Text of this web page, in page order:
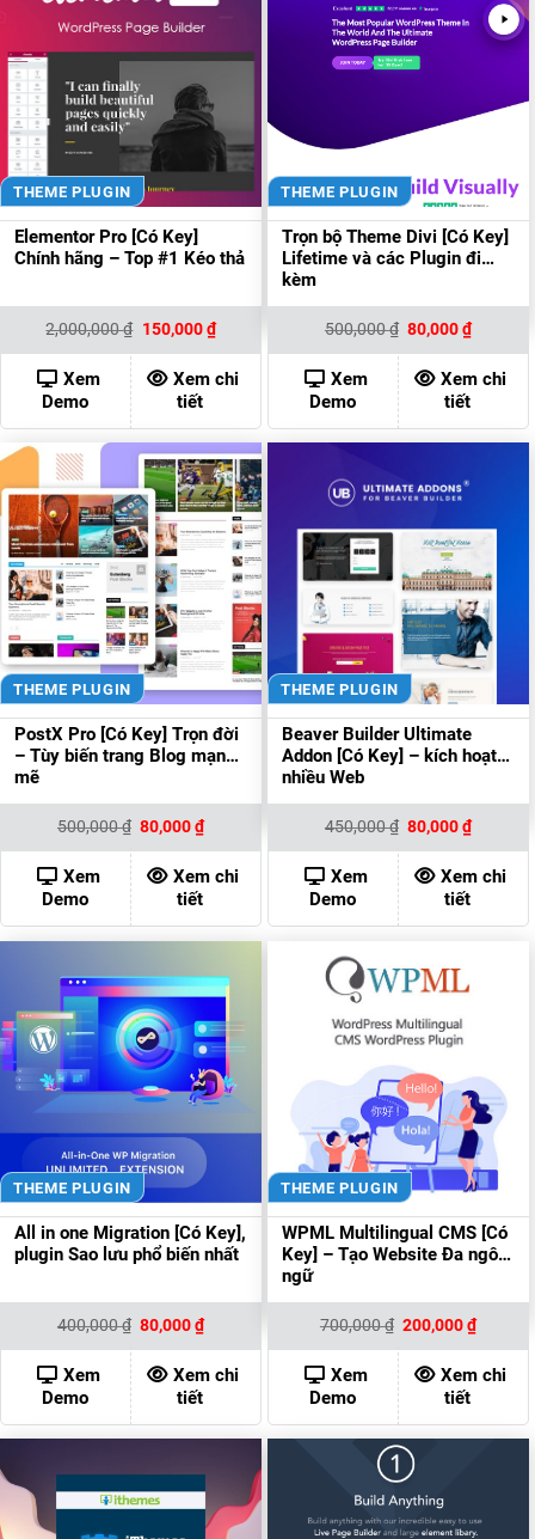
THEME PLUGIN
Elementor Pro [Có Key]
Chính hãng – Top #1 Kéo thả
2,000,000₫ Giá
gốc
là:
2,000,000 ₫.
150,000₫Giá
hiện
tại
là:
150,000 ₫.
Xem
Demo
Xem chi
tiết
THEME PLUGIN
Trọn bộ Theme Divi [Có Key]
Lifetime và các Plugin đi
kèm
500,000₫ Giá
gốc
là:
500,000 ₫.
80,000₫Giá
hiện
tại
là:
80,000
Xem
Demo
Xem chi
tiết
THEME PLUGIN
PostX Pro [Có Key] Trọn đời
– Tùy biến trang Blog mạnh
mẽ
500,000₫ Giá
gốc
là:
500,000 ₫.
80,000₫Giá
hiện
tại
là:
80,000 ₫.
Xem
Demo
Xem chi
tiết
THEME PLUGIN
Beaver Builder Ultimate
Addon [Có Key] – kích hoạt
nhiều Web
450,000₫ Giá
gốc
là:
450,000 ₫.
80,000₫Giá
hiện
tại
là:
80,000
Xem
Demo
Xem chi
tiết
THEME PLUGIN
All in one Migration [Có Key],
plugin Sao lưu phổ biến nhất
400,000₫ Giá
gốc
là:
400,000 ₫.
80,000₫Giá
hiện
tại
là:
80,000 ₫.
Xem
Demo
Xem chi
tiết
THEME PLUGIN
WPML Multilingual CMS [Có
Key] – Tạo Website Đa ngôn
ngữ
700,000₫ Giá
là:
700,000 ₫.
200,000₫Giá
hiện
tại
là:
Xem
Demo
Xem chi
tiết